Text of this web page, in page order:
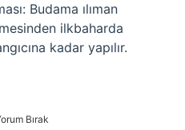
Budama ılıman
ilkbaharda
kadar yapılır.
Bırak